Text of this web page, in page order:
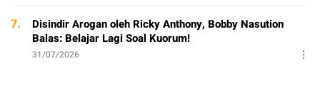
7.
Disindir Arogan oleh Ricky Anthony, Bobby Nasution
Balas: Belajar Lagi Soal Kuorum!
31/07/2026